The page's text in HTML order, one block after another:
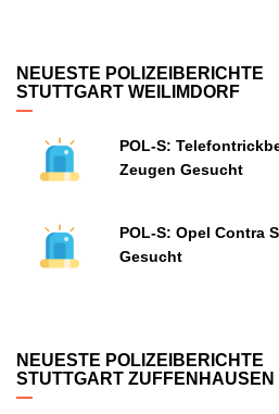
NEUESTE POLIZEIBERICHTE
STUTTGART WEILIMDORF
POL-S:
Zeugen Gesucht
POL-S: Opel Contra
Gesucht
NEUESTE POLIZEIBERICHTE
STUTTGART ZUFFENHAUSEN